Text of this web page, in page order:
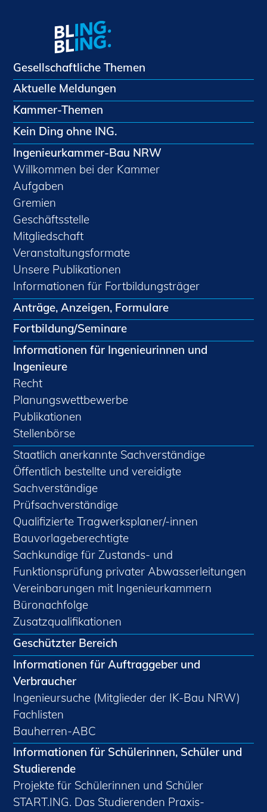
Gesellschaftliche Themen
Aktuelle Meldungen
Kammer-Themen
Kein Ding ohne ING.
Ingenieurkammer-Bau NRW
Willkommen bei der Kammer
Aufgaben
Gremien
Geschäftsstelle
Mitgliedschaft
Veranstaltungsformate
Unsere Publikationen
Informationen für Fortbildungsträger
Anträge, Anzeigen, Formulare
Fortbildung/Seminare
Informationen für Ingenieurinnen und
Ingenieure
Recht
Planungswettbewerbe
Publikationen
Stellenbörse
Staatlich anerkannte Sachverständige
Öffentlich bestellte und vereidigte
Sachverständige
Prüfsachverständige
Qualifizierte Tragwerksplaner/-innen
Bauvorlageberechtigte
Sachkundige für Zustands- und
Funktionsprüfung privater Abwasserleitungen
Vereinbarungen mit Ingenieurkammern
Büronachfolge
Zusatzqualifikationen
Geschützter Bereich
Informationen für Auftraggeber und
Verbraucher
Ingenieursuche (Mitglieder der IK-Bau NRW)
Fachlisten
Bauherren-ABC
Informationen für Schülerinnen, Schüler und
Studierende
Projekte für Schülerinnen und Schüler
START.ING. Das Studierenden Praxis-